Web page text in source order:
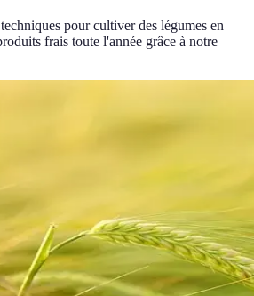
pour cultiver des légumes en
frais toute l'année grâce à notre